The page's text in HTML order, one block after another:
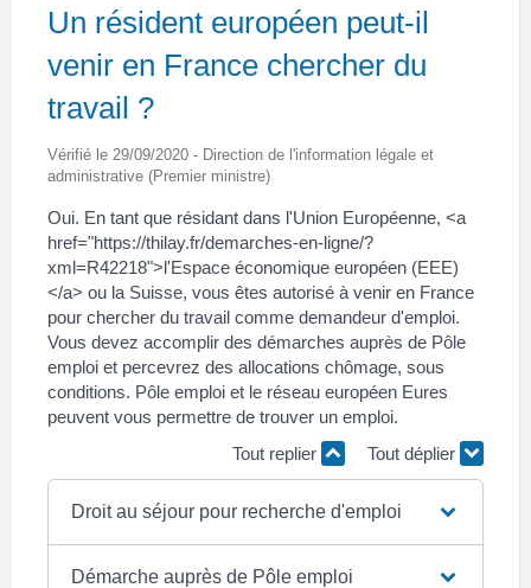
Un résident européen peut-il
venir en France chercher du
travail ?
Vérifié le 29/09/2020 - Direction de l'information légale et
administrative (Premier ministre)
Oui. En tant que résidant dans l'Union Européenne, <a
href="https://thilay.fr/demarches-en-ligne/?
xml=R42218">l'Espace économique européen (EEE)
</a> ou la Suisse, vous êtes autorisé à venir en France
pour chercher du travail comme demandeur d'emploi.
Vous devez accomplir des démarches auprès de Pôle
emploi et percevrez des allocations chômage, sous
conditions. Pôle emploi et le réseau européen Eures
peuvent vous permettre de trouver un emploi.
Tout replier
Tout déplier
Droit au séjour pour recherche d'emploi
Démarche auprès de Pôle emploi